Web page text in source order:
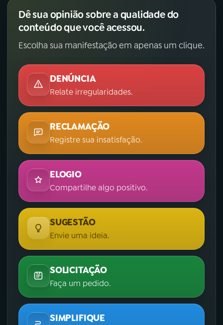
Dê sua opinião sobre a qualidade do
conteúdo que você acessou.
Escolha sua manifestação em apenas um clique.
DENÚNCIA
Relate irregularidades.
RECLAMAÇÃO
Registre sua insatisfação.
ELOGIO
Compartilhe algo positivo.
SUGESTÃO
Envie uma ideia.
SOLICITAÇÃO
Faça um pedido.
SIMPLIFIQUE